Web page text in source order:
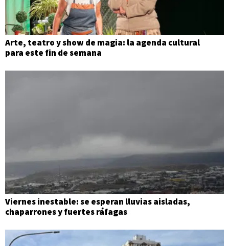
Arte, teatro y show de magia: la agenda cultural
para este fin de semana
Viernes inestable: se esperan lluvias aisladas,
chaparrones y fuertes ráfagas